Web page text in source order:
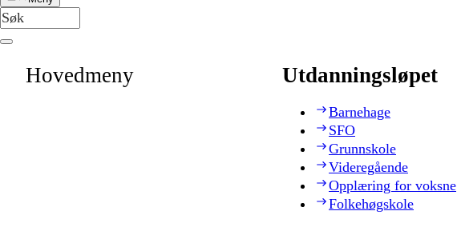
Hovedmeny Utdanningsløpet
Barnehage
SFO
Grunnskole
Videregående
Opplæring for voksne
Folkehøgskole